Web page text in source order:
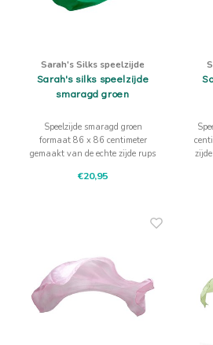
Sarah's Silks speelzijde
Sarah's silks speelzijde
smaragd groen
Speelzijde smaragd groen
formaat 86 x 86 centimeter
gemaakt van de echte zijde rups
€20,95